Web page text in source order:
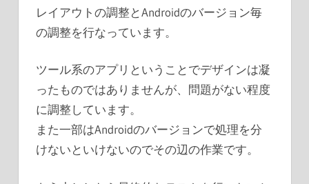
レイアウトの調整とAndroidのバージョン毎
の調整を行なっています。
ツール系のアプリということでデザインは凝
ったものではありませんが、問題がない程度
に調整しています。
また一部はAndroidのバージョンで処理を分
けないといけないのでその辺の作業です。